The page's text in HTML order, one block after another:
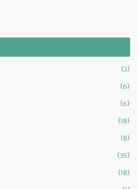
(3)
(6)
(6)
(18)
(8)
(35)
(18)